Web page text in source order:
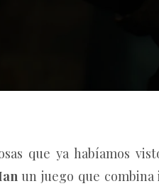
que ya habíamos
un juego que combina